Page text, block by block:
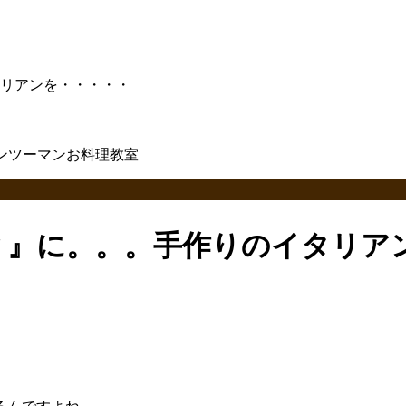
アンを・・・・・
に。。。手作りのイタリア